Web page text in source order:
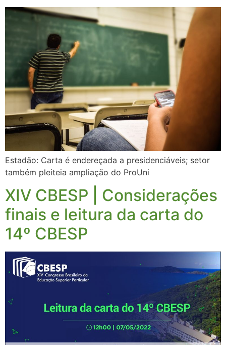
Estadão: Carta é endereçada a presidenciáveis; setor
também pleiteia ampliação do ProUni
XIV CBESP | Considerações
finais e leitura da carta do
14º CBESP